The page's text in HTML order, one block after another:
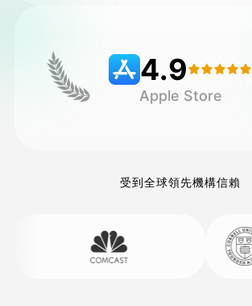
4.9
Apple Store
受到全球領先機構信賴